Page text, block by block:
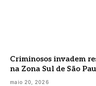
Criminosos invadem
na Zona Sul de São
maio 20, 2026